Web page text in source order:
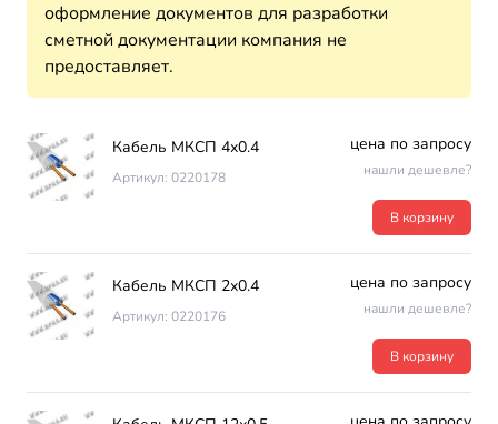
оформление документов для разработки
сметной документации компания не
предоставляет.
Кабель МКСП 4х0.4
Артикул: 0220178
цена по запросу
нашли дешевле?
В корзину
Кабель МКСП 2х0.4
Артикул: 0220176
цена по запросу
нашли дешевле?
В корзину